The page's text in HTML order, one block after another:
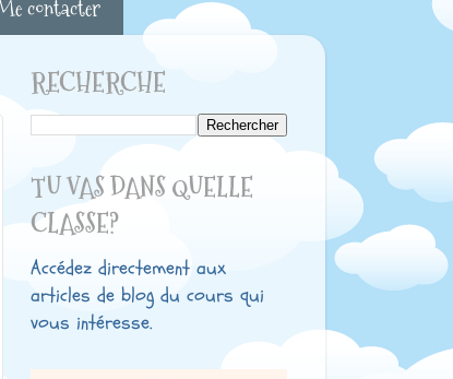
contacter
RECHERCHE
TU VAS DANS QUELLE
CLASSE?
Accédez directement aux
articles de blog du cours qui
vous intéresse.